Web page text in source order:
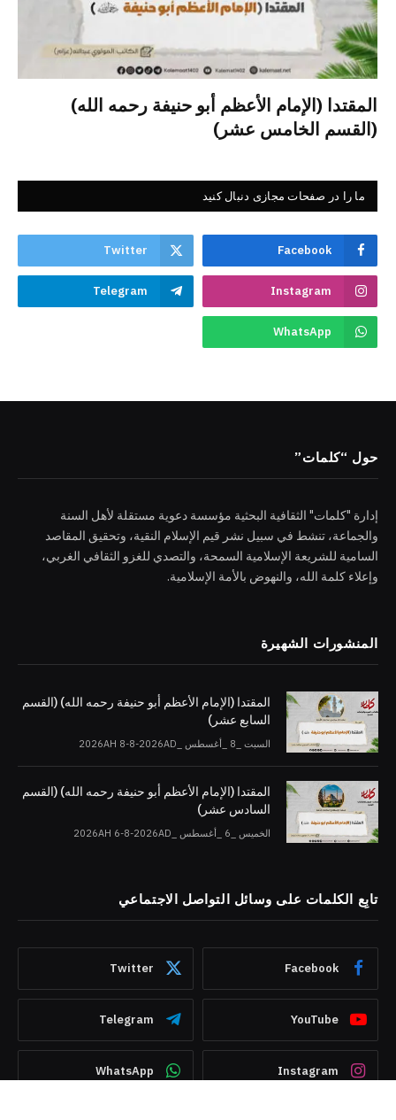
المقتدا (الإمام الأعظم أبو حنيفة رحمه الله)
(القسم الخامس عشر)
ما را در صفحات مجازی دنبال کنید
Facebook
Twitter
Instagram
Telegram
WhatsApp
حول “كلمات”
إدارة "كلمات" الثقافية البحثية مؤسسة دعوية مستقلة لأهل السنة
والجماعة، تنشط في سبيل نشر قيم الإسلام النقية، وتحقيق المقاصد
السامية للشريعة الإسلامية السمحة، والتصدي للغزو الثقافي الغربي،
وإعلاء كلمة الله، والنهوض بالأمة الإسلامية.
المنشورات الشهيرة
المقتدا (الإمام الأعظم أبو حنيفة رحمه الله) (القسم
السابع عشر)
السبت _8 _أغسطس _2026AH 8-8-2026AD
المقتدا (الإمام الأعظم أبو حنيفة رحمه الله) (القسم
السادس عشر)
الخميس _6 _أغسطس _2026AH 6-8-2026AD
تابِع الكلمات على وسائل التواصل الاجتماعي
Facebook
Twitter
YouTube
Telegram
Instagram
WhatsApp